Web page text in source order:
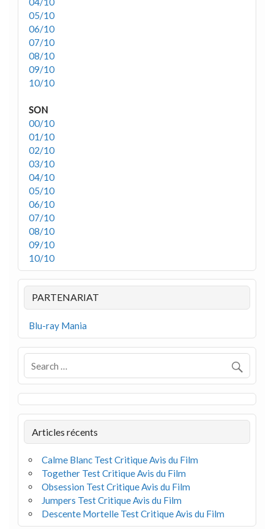
05/10
06/10
07/10
08/10
09/10
10/10
SON
00/10
01/10
02/10
03/10
04/10
05/10
06/10
07/10
08/10
09/10
10/10
PARTENARIAT
Blu-ray Mania
Articles récents
Calme Blanc Test Critique Avis du Film
Together Test Critique Avis du Film
Obsession Test Critique Avis du Film
Jumpers Test Critique Avis du Film
Descente Mortelle Test Critique Avis du Film